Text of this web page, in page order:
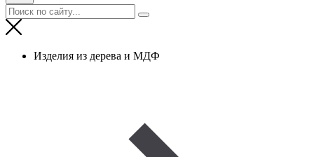
Изделия из дерева и МДФ